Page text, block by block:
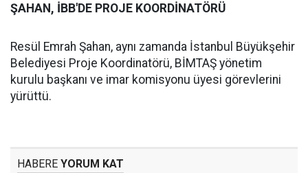
ŞAHAN, İBB'DE PROJE KOORDİNATÖRÜ
Resül Emrah Şahan, aynı zamanda İstanbul Büyükşehir
Belediyesi Proje Koordinatörü, BİMTAŞ yönetim
kurulu başkanı ve imar komisyonu üyesi görevlerini
yürüttü.
HABERE YORUM KAT